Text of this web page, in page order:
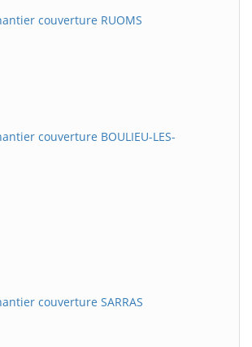
couverture RUOMS
couverture BOULIEU-LES-
couverture SARRAS